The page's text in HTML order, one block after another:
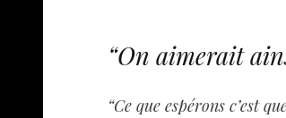
“On aimerait
“Ce que espérons c’est